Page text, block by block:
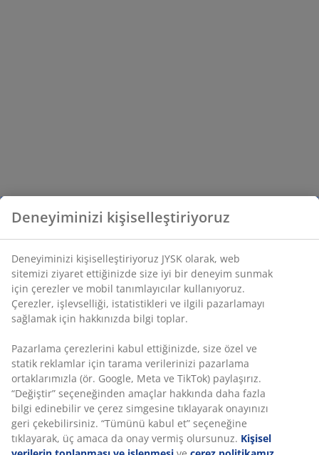
Deneyiminizi kişiselleştiriyoruz
Deneyiminizi kişiselleştiriyoruz JYSK olarak, web
sitemizi ziyaret ettiğinizde size iyi bir deneyim sunmak
için çerezler ve mobil tanımlayıcılar kullanıyoruz.
Çerezler, işlevselliği, istatistikleri ve ilgili pazarlamayı
sağlamak için hakkınızda bilgi toplar.
Pazarlama çerezlerini kabul ettiğinizde, size özel ve
statik reklamlar için tarama verilerinizi pazarlama
ortaklarımızla (ör. Google, Meta ve TikTok) paylaşırız.
“Değiştir” seçeneğinden amaçlar hakkında daha fazla
bilgi edinebilir ve çerez simgesine tıklayarak onayınızı
geri çekebilirsiniz. “Tümünü kabul et” seçeneğine
tıklayarak, üç amaca da onay vermiş olursunuz. Kişisel